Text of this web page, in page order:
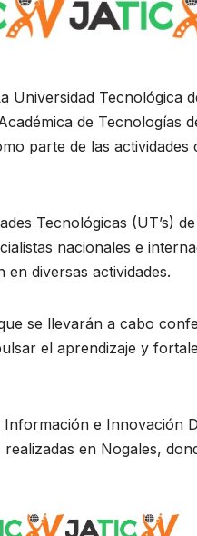
Universidad Tecnológica
de Tecnologías
parte de las actividades
Tecnológicas (UT’s)
nacionales e
diversas actividades.
se llevarán a cabo
el aprendizaje y
e Innovación
en Nogales,